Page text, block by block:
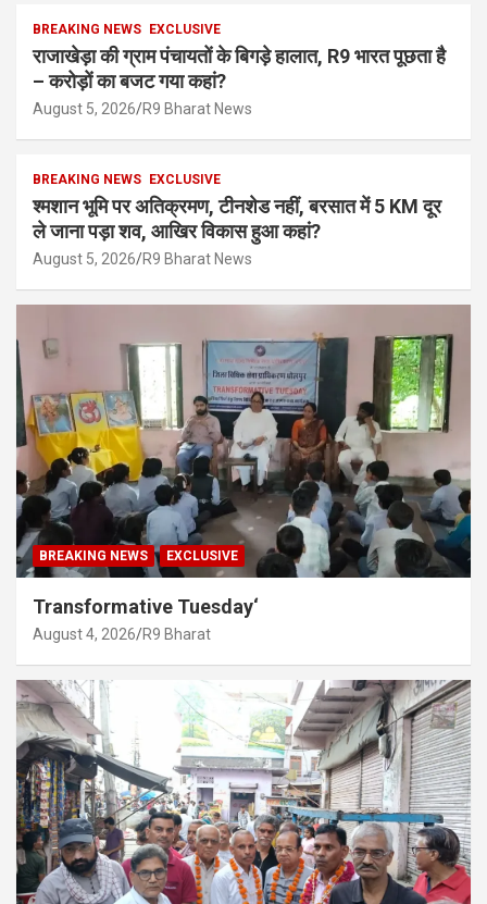
BREAKING NEWS EXCLUSIVE
राजाखेड़ा की ग्राम पंचायतों के बिगड़े हालात, R9 भारत पूछता है
– करोड़ों का बजट गया कहां?
August 5, 2026 R9 Bharat News
BREAKING NEWS EXCLUSIVE
श्मशान भूमि पर अतिक्रमण, टीनशेड नहीं, बरसात में 5 KM दूर
ले जाना पड़ा शव, आखिर विकास हुआ कहां?
August 5, 2026 R9 Bharat News
BREAKING NEWS EXCLUSIVE
Transformative Tuesday‘
August 4, 2026 R9 Bharat